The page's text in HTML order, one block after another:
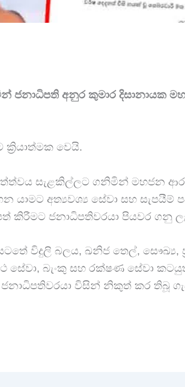
ජනාධිපති අනුර කුමාර දිසානායක
ක්‍රියාත්මක වෙයි.
සැළකිල්ලට ගනිමින් මහජන
අත්‍යවශ්‍ය සේවා සහ සැපයීම්
කිරීමට ජනාධිපතිවරයා පියවර ගනු
විදුලි බලය, ඛනිජ තෙල්, සෞඛ්‍ය,
සේවා, බැංකු සහ රක්ෂණ සේවා
ජනාධිපතිවරයා විසින් නිකුත් කර තිබූ